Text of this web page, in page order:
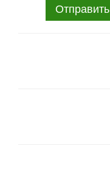
Отправить